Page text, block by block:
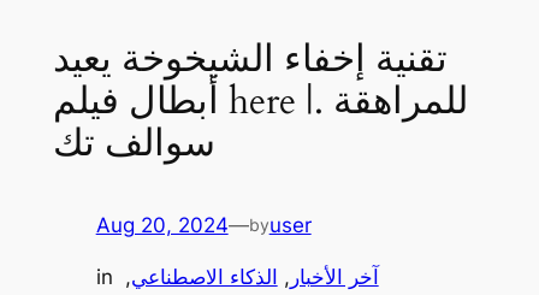
تقنية إخفاء الشيخوخة يعيد
أبطال فيلم here للمراهقة .|
سوالف تك
Aug 20, 2024—byuser
in آخر الأخبار , الذكاء الاصطناعي,